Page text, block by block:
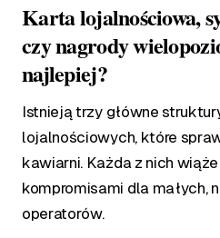
Karta lojalnościowa,
czy nagrody
najlepiej?
Istnieją trzy główne
lojalnościowych, które
kawiarni. Każda z nich
kompromisami dla małych,
operatorów.